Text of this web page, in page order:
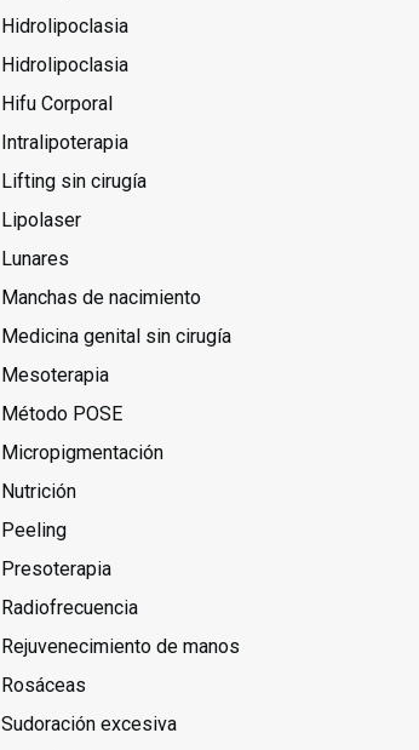
Hidrolipoclasia
Hidrolipoclasia
Hifu Corporal
Intralipoterapia
Lifting sin cirugía
Lipolaser
Lunares
Manchas de nacimiento
Medicina genital sin cirugía
Mesoterapia
Método POSE
Micropigmentación
Nutrición
Peeling
Presoterapia
Radiofrecuencia
Rejuvenecimiento de manos
Rosáceas
Sudoración excesiva